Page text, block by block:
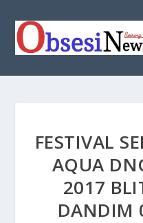
FESTIVAL
AQUA
2017
DANDIM